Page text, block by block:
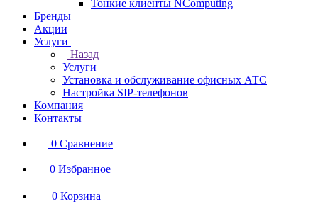
Тонкие клиенты NComputing
Бренды
Акции
Услуги
Назад
Услуги
Установка и обслуживание офисных АТС
Настройка SIP-телефонов
Компания
Контакты
0 Сравнение
0 Избранное
0 Корзина